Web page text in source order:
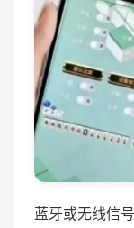
蓝牙或无线信